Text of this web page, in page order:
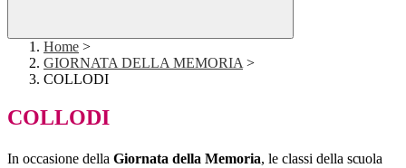
Home >
GIORNATA DELLA MEMORIA >
COLLODI
COLLODI
In occasione della Giornata della Memoria, le classi della scuola